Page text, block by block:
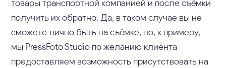
товары транспортной компанией и после съёмки
получить их обратно. Да, в таком случае вы не
сможете лично быть на съёмке, но, к примеру,
мы PressFoto Studio по желанию клиента
предоставляем возможность присутствовать на